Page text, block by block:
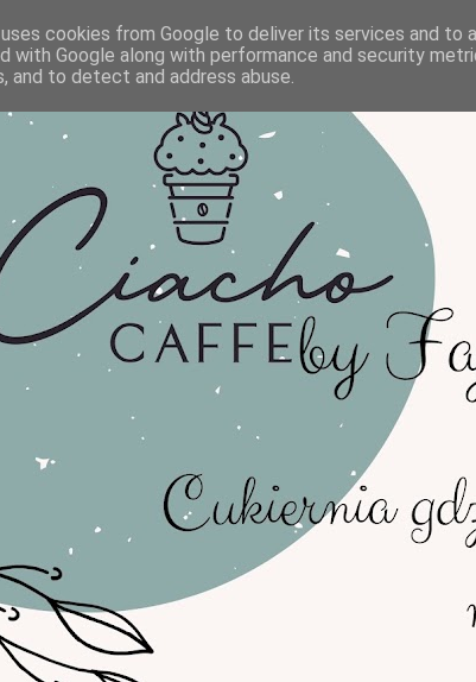
cookies from Google to deliver its services and to
with Google along with performance and security
and to detect and address abuse.